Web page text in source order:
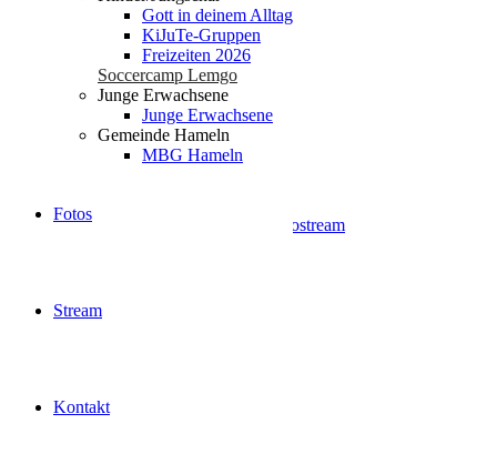
Gott in deinem Alltag
KiJuTe-Gruppen
Freizeiten 2026
Soccercamp Lemgo
Junge Erwachsene
Junge Erwachsene
Gemeinde Hameln
MBG Hameln
Fotos
Stream
Kontakt
Datenschutz
Die Gute Nachricht
Events
Fotos
Freizeiten 2025
Freizeiten 2026
Geschichte
Gottesdienst | Radio- / Videostream
Jugend Home
Jugend Kalender Test